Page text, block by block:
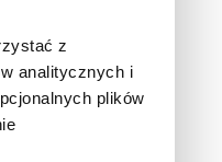
z
analitycznych i
plików